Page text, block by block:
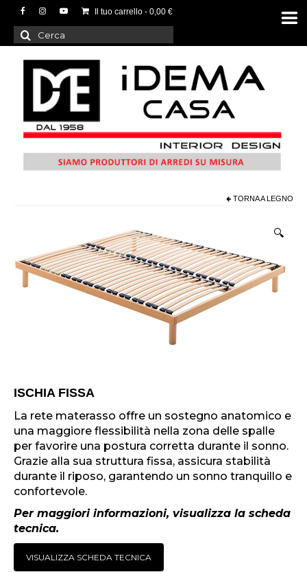
Il tuo carrello - 0,00 €
Cerca:
TORNA A LEGNO
🔍
ISCHIA FISSA
La rete materasso offre un sostegno anatomico e
una maggiore flessibilità nella zona delle spalle
per favorire una postura corretta durante il sonno.
Grazie alla sua struttura fissa, assicura stabilità
durante il riposo, garantendo un sonno tranquillo e
confortevole.
Per maggiori informazioni, visualizza la scheda
tecnica.
VISUALIZZA SCHEDA TECNICA